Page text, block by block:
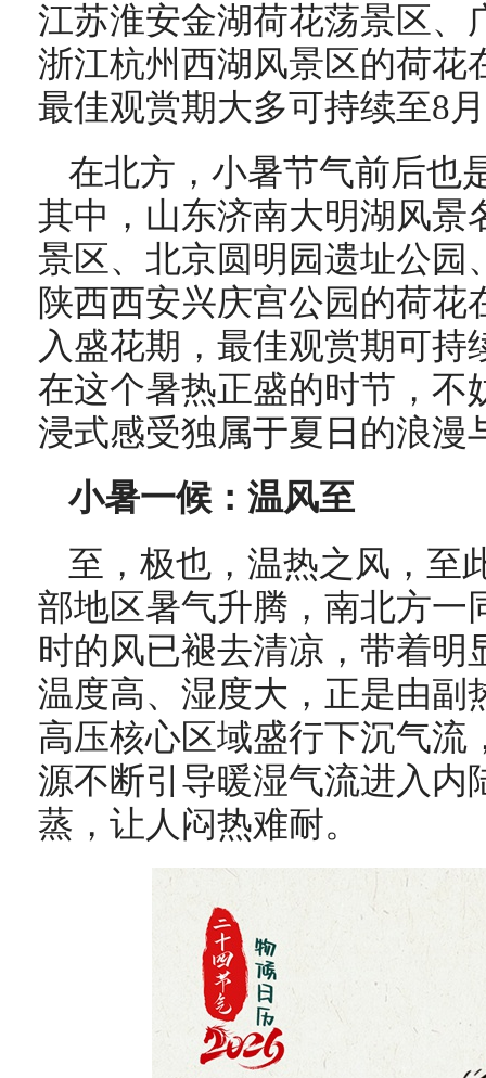
江苏淮安金湖荷花荡景区、
浙江杭州西湖风景区的荷花
最佳观赏期大多可持续至8
在北方，小暑节气前后也
其中，山东济南大明湖风景
景区、北京圆明园遗址公园
陕西西安兴庆宫公园的荷花
入盛花期，最佳观赏期可持
在这个暑热正盛的时节，不
浸式感受独属于夏日的浪漫
小暑一候：温风至
至，极也，温热之风，至
部地区暑气升腾，南北方一
时的风已褪去清凉，带着明
温度高、湿度大，正是由副
高压核心区域盛行下沉气流
源不断引导暖湿气流进入内
蒸，让人闷热难耐。